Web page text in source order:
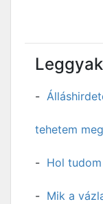
tehetem
Hol
Mik a